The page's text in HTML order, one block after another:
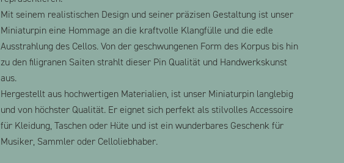
Mit seinem realistischen Design und seiner präzisen Gestaltung ist unser
Miniaturpin eine Hommage an die kraftvolle Klangfülle und die edle
Ausstrahlung des Cellos. Von der geschwungenen Form des Korpus bis hin
zu den filigranen Saiten strahlt dieser Pin Qualität und Handwerkskunst
aus.
Hergestellt aus hochwertigen Materialien, ist unser Miniaturpin langlebig
und von höchster Qualität. Er eignet sich perfekt als stilvolles Accessoire
für Kleidung, Taschen oder Hüte und ist ein wunderbares Geschenk für
Musiker, Sammler oder Celloliebhaber.